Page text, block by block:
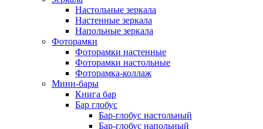
Настольные зеркала
Настенные зеркала
Напольные зеркала
Фоторамки
Фоторамки настенные
Фоторамки настольные
Фоторамка-коллаж
Мини-бары
Книга бар
Бар глобус
Бар-глобус настольный
Бар-глобус напольный